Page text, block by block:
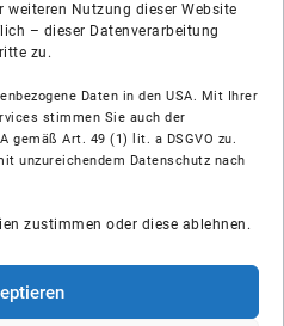
Nutzung dieser Website
– dieser Datenverarbeitung
zu.
Daten in den USA. Mit Ihrer
stimmen Sie auch der
gemäß Art. 49 (1) lit. a DSGVO zu.
unzureichendem Datenschutz nach
zustimmen oder diese ablehnen.